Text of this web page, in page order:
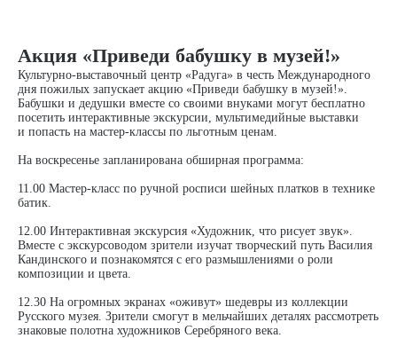
Акция «Приведи бабушку в музей!»
Культурно-выставочный центр «Радуга» в честь Международного
дня пожилых запускает акцию «Приведи бабушку в музей!».
Бабушки и дедушки вместе со своими внуками могут бесплатно
посетить интерактивные экскурсии, мультимедийные выставки
и попасть на мастер-классы по льготным ценам.
На воскресенье запланирована обширная программа:
11.00 Мастер-класс по ручной росписи шейных платков в технике
батик.
12.00 Интерактивная экскурсия «Художник, что рисует звук».
Вместе с экскурсоводом зрители изучат творческий путь Василия
Кандинского и познакомятся с его размышлениями о роли
композиции и цвета.
12.30 На огромных экранах «оживут» шедевры из коллекции
Русского музея. Зрители смогут в мельчайших деталях рассмотреть
знаковые полотна художников Серебряного века.